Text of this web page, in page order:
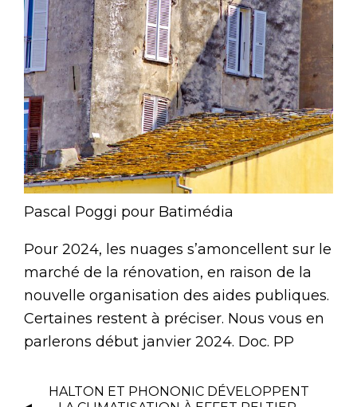
Pascal Poggi pour Batimédia
Pour 2024, les nuages s’amoncellent sur le
marché de la rénovation, en raison de la
nouvelle organisation des aides publiques.
Certaines restent à préciser. Nous vous en
parlerons début janvier 2024. Doc. PP
HALTON ET PHONONIC DÉVELOPPENT